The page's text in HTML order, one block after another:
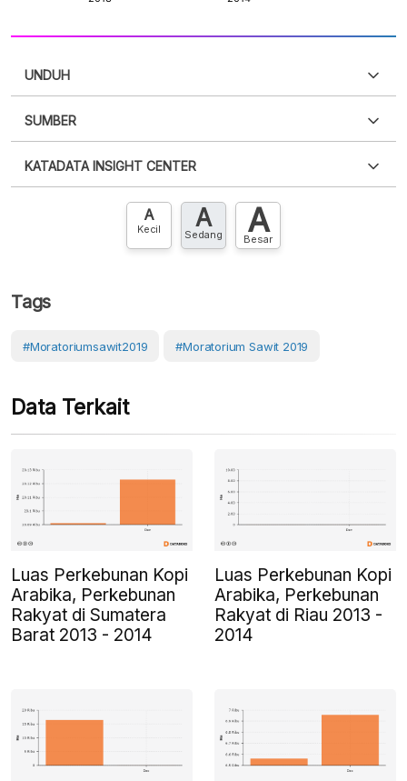
UNDUH
XLS
SUMBER
punya akun?Silakan Daftar sekarang
KATADATA INSIGHT CENTER
Hubungi sekarang »
A
Kecil A
Sedang A
Besar
Tags
#Moratoriumsawit2019 #Moratorium Sawit 2019
Data Terkait
Luas Perkebunan Kopi
Arabika, Perkebunan
Rakyat di Sumatera
Barat 2013 - 2014
Luas Perkebunan Kopi
Arabika, Perkebunan
Rakyat di Riau 2013 -
2014